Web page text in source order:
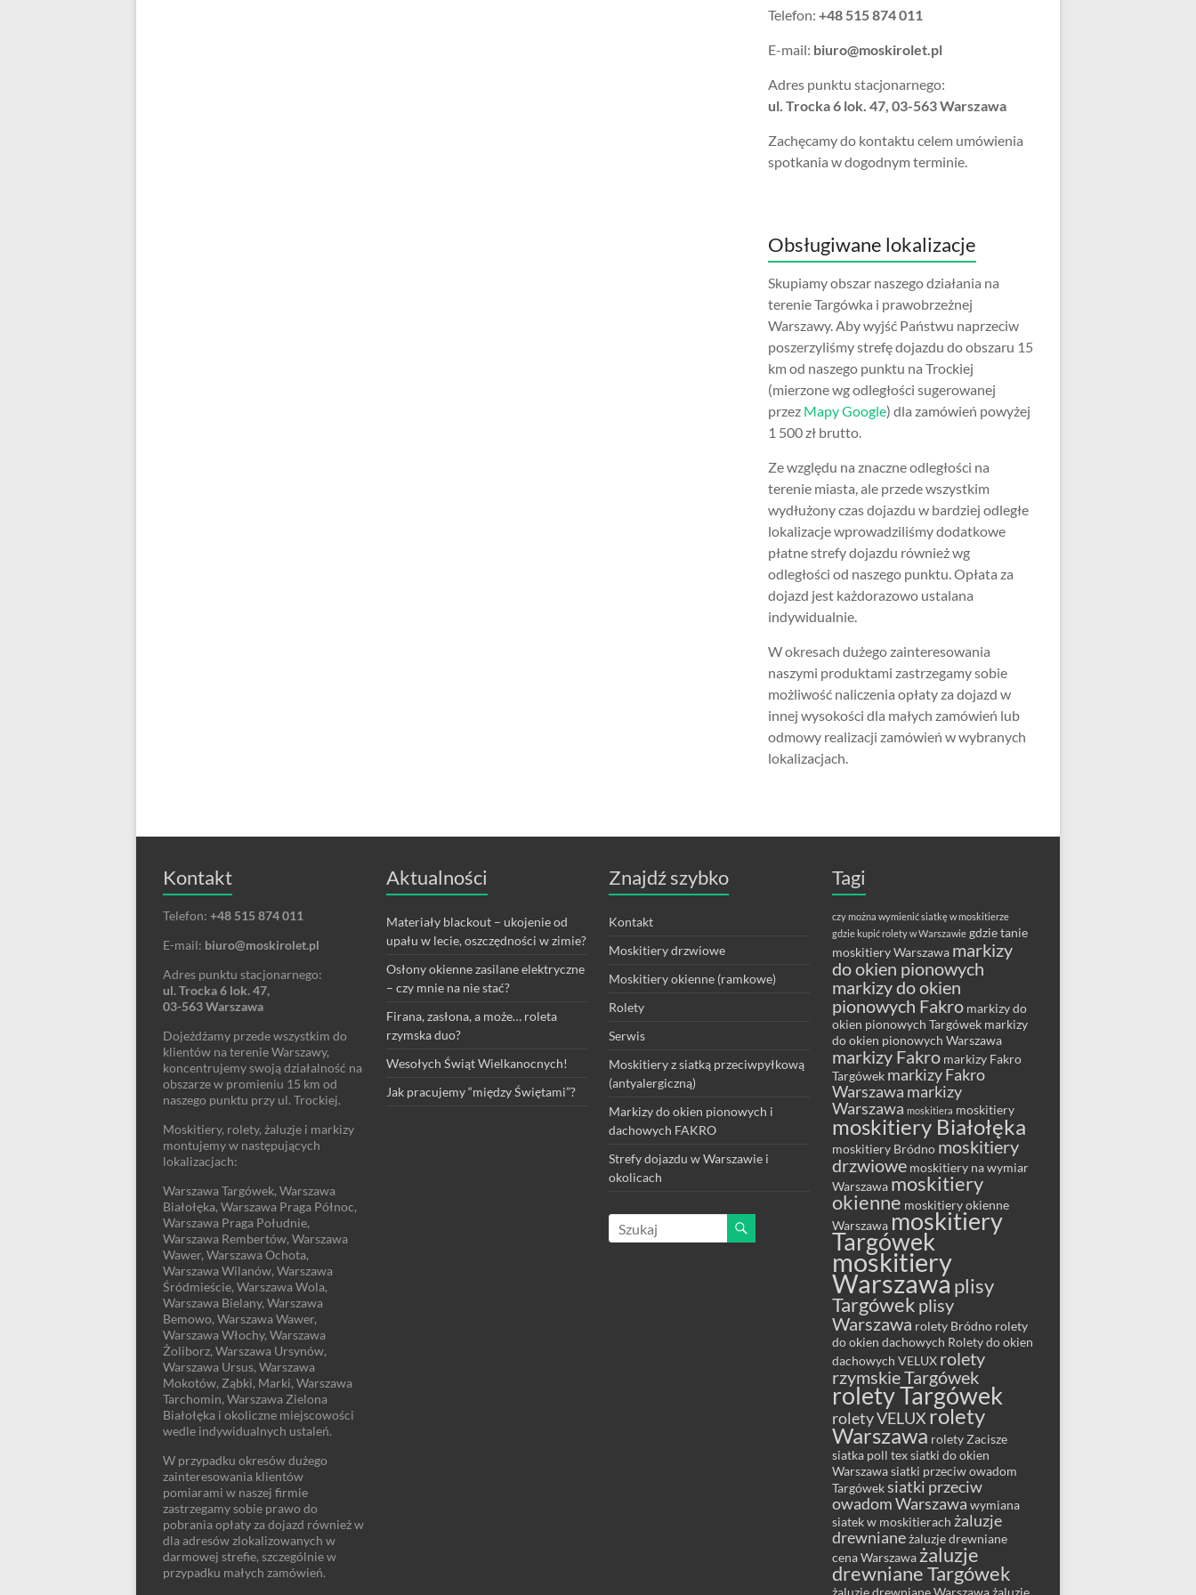
Telefon: +48 515 874 011
E-mail: biuro@moskirolet.pl
Adres punktu stacjonarnego:
ul. Trocka 6 lok. 47, 03-563 Warszawa
Zachęcamy do kontaktu celem umówienia
spotkania w dogodnym terminie.
Obsługiwane lokalizacje
Skupiamy obszar naszego działania na
terenie Targówka i prawobrzeżnej
Warszawy. Aby wyjść Państwu naprzeciw
poszerzyliśmy strefę dojazdu do obszaru 15
km od naszego punktu na Trockiej
(mierzone wg odległości sugerowanej
przez Mapy Google) dla zamówień powyżej
1 500 zł brutto.
Ze względu na znaczne odległości na
terenie miasta, ale przede wszystkim
wydłużony czas dojazdu w bardziej odległe
lokalizacje wprowadziliśmy dodatkowe
płatne strefy dojazdu również wg
odległości od naszego punktu. Opłata za
dojazd jest każdorazowo ustalana
indywidualnie.
W okresach dużego zainteresowania
naszymi produktami zastrzegamy sobie
możliwość naliczenia opłaty za dojazd w
innej wysokości dla małych zamówień lub
odmowy realizacji zamówień w wybranych
lokalizacjach.
Kontakt
Telefon: +48 515 874 011
E-mail: biuro@moskirolet.pl
Adres punktu stacjonarnego:
ul. Trocka 6 lok. 47,
03-563 Warszawa
Dojeżdżamy przede wszystkim do
klientów na terenie Warszawy,
koncentrujemy swoją działalność na
obszarze w promieniu 15 km od
naszego punktu przy ul. Trockiej.
Moskitiery, rolety, żaluzje i markizy
montujemy w następujących
lokalizacjach:
Warszawa Targówek, Warszawa
Białołęka, Warszawa Praga Północ,
Warszawa Praga Południe,
Warszawa Rembertów, Warszawa
Wawer, Warszawa Ochota,
Warszawa Wilanów, Warszawa
Śródmieście, Warszawa Wola,
Warszawa Bielany, Warszawa
Bemowo, Warszawa Wawer,
Warszawa Włochy, Warszawa
Żoliborz, Warszawa Ursynów,
Warszawa Ursus, Warszawa
Mokotów, Ząbki, Marki, Warszawa
Tarchomin, Warszawa Zielona
Białołęka i okoliczne miejscowości
wedle indywidualnych ustaleń.
W przypadku okresów dużego
zainteresowania klientów
pomiarami w naszej firmie
zastrzegamy sobie prawo do
pobrania opłaty za dojazd również w
dla adresów zlokalizowanych w
darmowej strefie, szczególnie w
przypadku małych zamówień.
Aktualności
Materiały blackout – ukojenie od
upału w lecie, oszczędności w zimie?
Osłony okienne zasilane elektryczne
– czy mnie na nie stać?
Firana, zasłona, a może… roleta
rzymska duo?
Wesołych Świąt Wielkanocnych!
Jak pracujemy “między Świętami”?
Znajdź szybko
Kontakt
Moskitiery drzwiowe
Moskitiery okienne (ramkowe)
Rolety
Serwis
Moskitiery z siatką przeciwpyłkową
(antyalergiczną)
Markizy do okien pionowych i
dachowych FAKRO
Strefy dojazdu w Warszawie i
okolicach
Tagi
czy można wymienić siatkę w moskitierze
gdzie kupić rolety w Warszawie gdzie tanie
moskitiery Warszawa markizy
do okien pionowych
markizy do okien
pionowych Fakro markizy do
okien pionowych Targówek markizy
do okien pionowych Warszawa
markizy Fakro markizy Fakro
Targówek markizy Fakro
Warszawa markizy
Warszawa moskitiera moskitiery
moskitiery Białołęka
moskitiery Bródno moskitiery
drzwiowe moskitiery na wymiar
Warszawa moskitiery
okienne moskitiery okienne
Warszawa moskitiery
Targówek
moskitiery
Warszawa plisy
Targówek plisy
Warszawa rolety Bródno rolety
do okien dachowych Rolety do okien
dachowych VELUX rolety
rzymskie Targówek
rolety Targówek
rolety VELUX rolety
Warszawa rolety Zacisze
siatka poll tex siatki do okien
Warszawa siatki przeciw owadom
Targówek siatki przeciw
owadom Warszawa wymiana
siatek w moskitierach żaluzje
drewniane żaluzje drewniane
cena Warszawa żaluzje
drewniane Targówek
żaluzje drewniane Warszawa żaluzje